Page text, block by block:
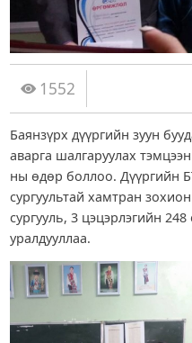
1552
Баянзүрх дүүргийн зуун
аварга шалгаруулах
ны өдөр боллоо. Дүүргийн
сургуультай хамтран
сургууль, 3 цэцэрлэгийн
уралдууллаа.